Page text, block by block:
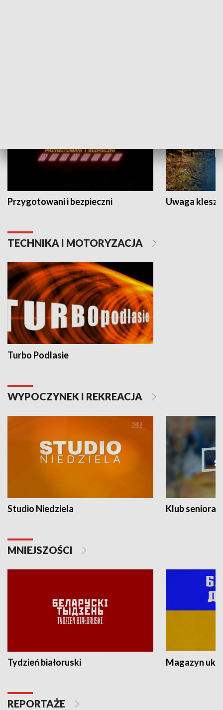
Przygotowani i bezpieczni Uwaga
TECHNIKA I MOTORYZACJA
Turbo Podlasie
WYPOCZYNEK I REKREACJA
Studio Niedziela Klub seniora
MNIEJSZOŚCI
Tydzień białoruski Magazyn
REPORTAŻE